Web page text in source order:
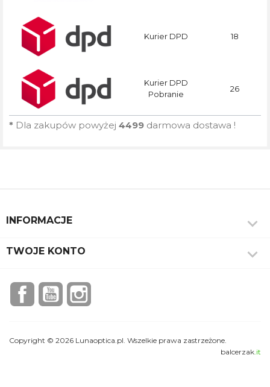
Kurier DPD 18
Kurier DPD
Pobranie
26
* Dla zakupów powyżej 4499 darmowa dostawa !
INFORMACJE 
TWOJE KONTO 
FacebookYouTubeInstagram
Copyright © 2026 Lunaoptica.pl. Wszelkie prawa zastrzeżone.
balcerzak .it